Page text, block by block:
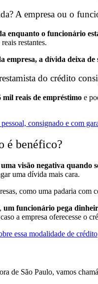
A empresa ou o
enquanto o funcionário
restantes.
empresa, a dívida deixa
do crédito
mil reais de empréstimo e
consignado e com
é benéfico?
visão negativa quando
uma dívida mais cara.
como uma padaria
um funcionário pega
a empresa oferecesse o
essa modalidade de crédito
de São Paulo, vamos